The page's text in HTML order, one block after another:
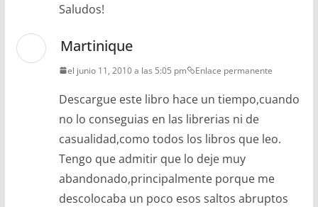
Saludos!
Martinique
el junio 11, 2010 a las 5:05 pm Enlace permanente
Descargue este libro hace un tiempo,cuando
no lo conseguias en las librerias ni de
casualidad,como todos los libros que leo.
Tengo que admitir que lo deje muy
abandonado,principalmente porque me
descolocaba un poco esos saltos abruptos